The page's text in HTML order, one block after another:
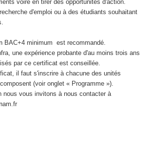
voire en tirer des opportunités d'action.
d'emploi ou à des étudiants souhaitant
BAC+4 minimum est recommandé.
une expérience probante d'au moins trois ans
par ce certificat est conseillée.
il faut s'inscrire à chacune des unités
(voir onglet « Programme »).
nous vous invitons à nous contacter à